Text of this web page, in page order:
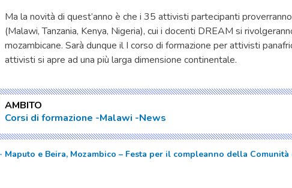
Ma la novità di quest’anno è che i 35 attivisti partecipanti
(Malawi, Tanzania, Kenya, Nigeria), cui i docenti DREAM si
mozambicane. Sarà dunque il I corso di formazione per attivisti
attivisti si apre ad una più larga dimensione continentale.
AMBITO
Corsi di formazione Malawi News
Maputo e Beira, Mozambico – Festa per il compleanno della